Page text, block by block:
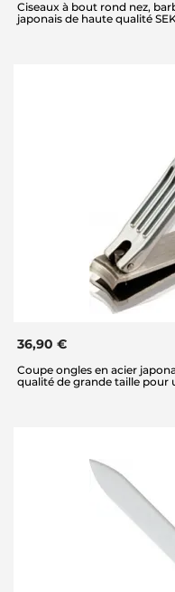
Ciseaux à bout rond nez,
japonais de haute qualité
36,90 €
Coupe ongles en acier
qualité de grande taille pour